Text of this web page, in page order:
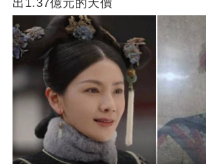
出1.37億元的天價